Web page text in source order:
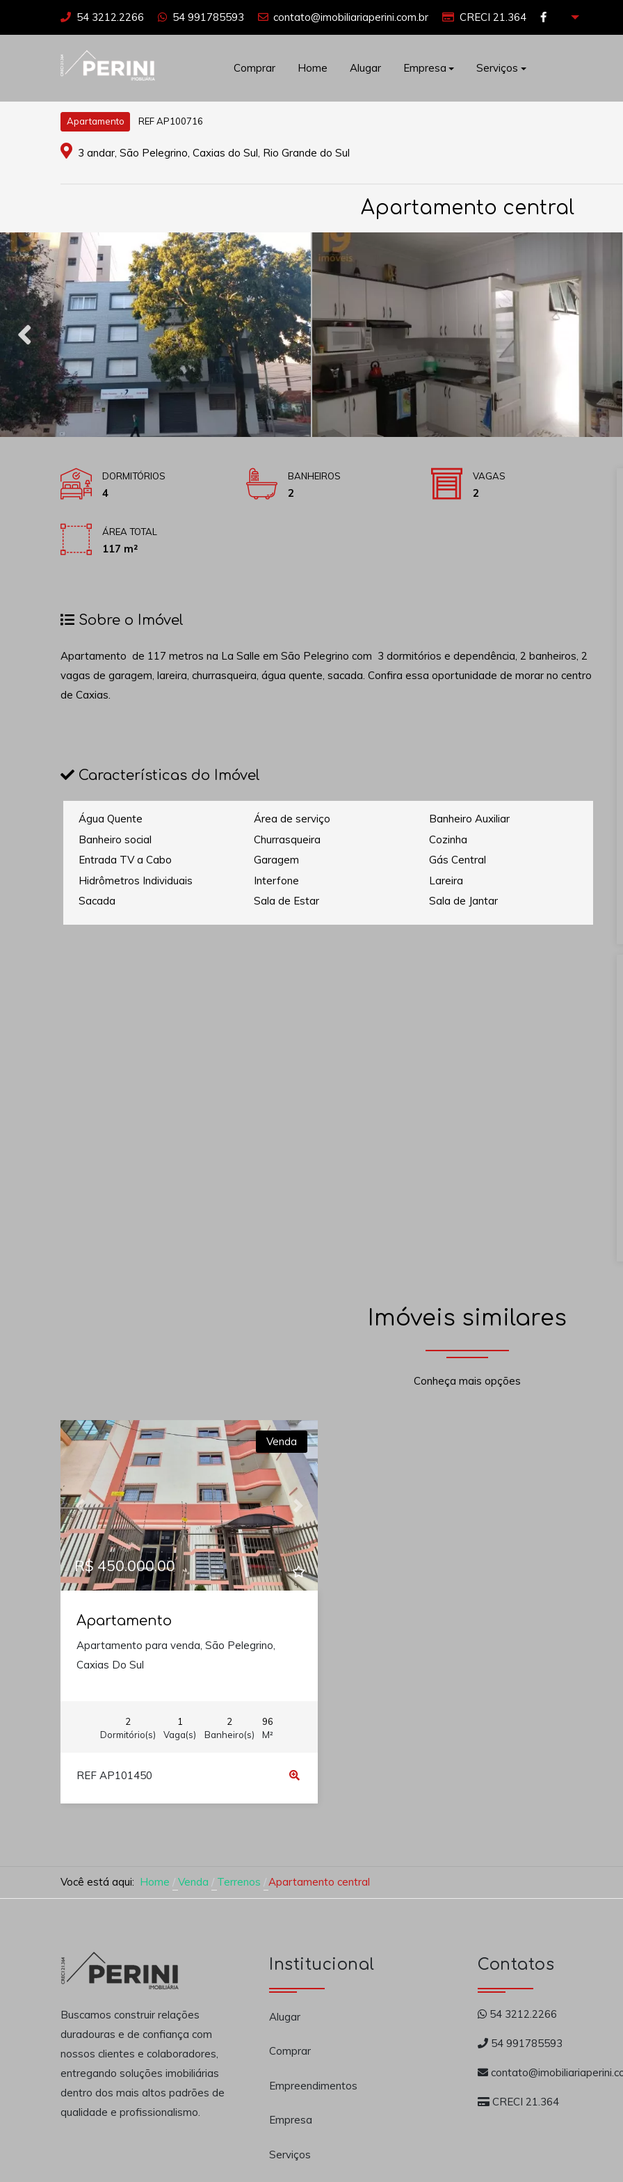
54 3212.2266 54 991785593 contato@imobiliariaperini.com.br CRECI 21.364
Comprar Home Alugar Empresa Serviços
Apartamento REF AP100716
3 andar, São Pelegrino, Caxias do Sul, Rio Grande do Sul
Apartamento central
DORMITÓRIOS
4
BANHEIROS
2
VAGAS
2
ÁREA TOTAL
117 m²
Sobre o Imóvel
Apartamento de 117 metros na La Salle em São Pelegrino com 3 dormitórios e dependência, 2 banheiros, 2
vagas de garagem, lareira, churrasqueira, água quente, sacada. Confira essa oportunidade de morar no centro
de Caxias.
Características do Imóvel
Água Quente Área de serviço
Banheiro Auxiliar
Banheiro social
Churrasqueira
Cozinha
Entrada TV a Cabo
Garagem
Gás Central
Hidrômetros Individuais
Interfone
Lareira
Sacada
Sala de Estar Sala de Jantar
Imóveis similares
Conheça mais opções
Previous Next
Venda
R$ 450.000,00
Apartamento
Apartamento para venda, São Pelegrino,
Caxias Do Sul
2
Dormitório(s)
1
Vaga(s)
2
Banheiro(s)
96
M²
REF AP101450
Você está aqui: Home Venda Terrenos Apartamento central
Buscamos construir relações
duradouras e de confiança com
nossos clientes e colaboradores,
entregando soluções imobiliárias
dentro dos mais altos padrões de
qualidade e profissionalismo.
Institucional
Alugar
Comprar
Empreendimentos
Empresa
Serviços
Contatos
54 3212.2266
54 991785593
CRECI 21.364